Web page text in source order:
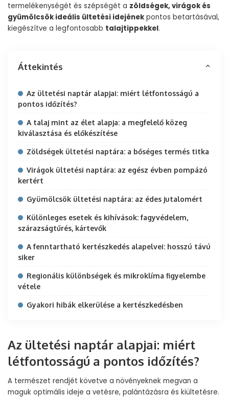
termelékenységét és szépségét a zöldségek, virágok és
gyümölcsök ideális ültetési idejének pontos betartásával,
kiegészítve a legfontosabb talajtippekkel.
Áttekintés
Az ültetési naptár alapjai: miért létfontosságú a
pontos időzítés?
A talaj mint az élet alapja: a megfelelő közeg
kiválasztása és előkészítése
Zöldségek ültetési naptára: a bőséges termés titka
Virágok ültetési naptára: az egész évben pompázó
kertért
Gyümölcsök ültetési naptára: az édes jutalomért
Különleges esetek és kihívások: fagyvédelem,
szárazságtűrés, kártevők
A fenntartható kertészkedés alapelvei: hosszú távú
siker
Regionális különbségek és mikroklíma figyelembe
vétele
Gyakori hibák elkerülése a kertészkedésben
Az ültetési naptár alapjai: miért
létfontosságú a pontos időzítés?
A természet rendjét követve a növényeknek megvan a
maguk optimális ideje a vetésre, palántázásra és kiültetésre.